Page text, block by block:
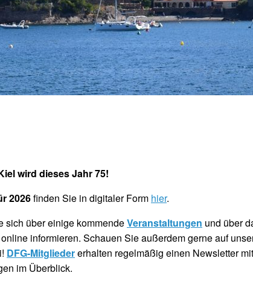
wird dieses Jahr 75!
2026finden Sie in digitaler Form hier.
sich über einige kommendeVeranstaltungen und über
online informieren. Schauen Sie außerdem gerne auf
DFG-Mitgliedererhalten regelmäßig einen Newsletter
im Überblick.